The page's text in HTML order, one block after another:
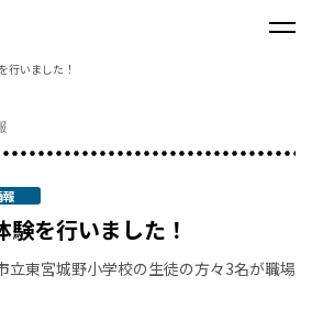
行いました！
を行いました！
立東宮城野小学校の生徒の方々3名が職場